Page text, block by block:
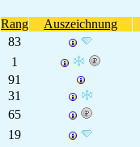
Rang Auszeichnung
83
1
91
31
65
19